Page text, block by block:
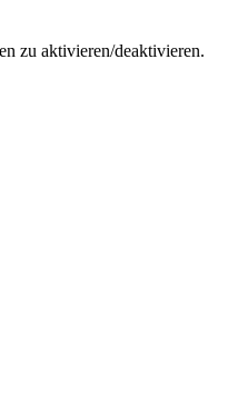
zu aktivieren/deaktivieren.